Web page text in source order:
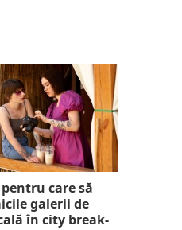
care să
galerii de
în city break-